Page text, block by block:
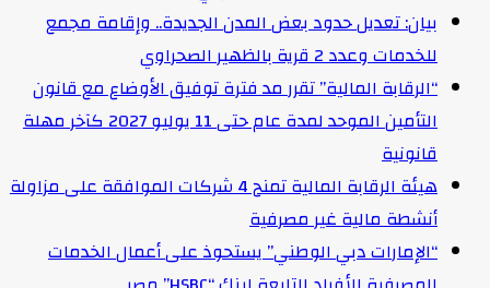
بيان: تعديل حدود بعض المدن الجديدة.. وإقامة مجمع
للخدمات وعدد 2 قرية بالظهير الصحراوي
“الرقابة المالية” تقرر مد فترة توفيق الأوضاع مع قانون
التأمين الموحد لمدة عام حتى 11 يوليو 2027 كآخر مهلة
قانونية
هيئة الرقابة المالية تمنح 4 شركات الموافقة على مزاولة
أنشطة مالية غير مصرفية
“الإمارات دبي الوطني” يستحوذ على أعمال الخدمات